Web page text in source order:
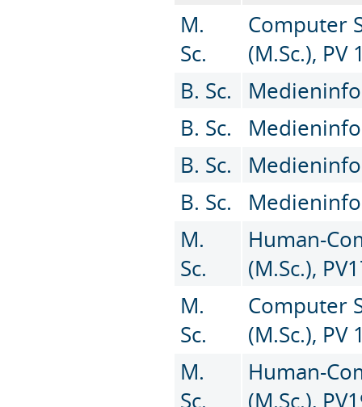
M.
Sc.
Computer
(M.Sc.), PV
B. Sc.
B. Sc.
B. Sc.
B. Sc.
M.
Sc.
Human-
(M.Sc.),
M.
Sc.
Computer
(M.Sc.), PV
M.
Sc.
Human-
(M.Sc.),